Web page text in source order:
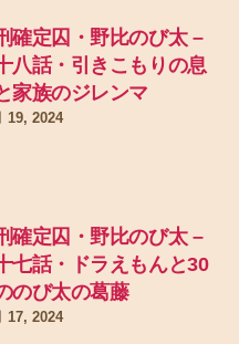
確定囚・野比のび太 –
八話・引きこもりの息
家族のジレンマ
19, 2024
確定囚・野比のび太 –
七話・ドラえもんと30
のび太の葛藤
17, 2024